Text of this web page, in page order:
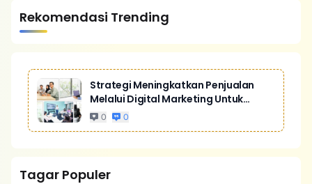
Rekomendasi Trending
Strategi Meningkatkan Penjualan
Melalui Digital Marketing Untuk
Bisnis Yang Lebih Kompetitif
0 0
Tagar Populer